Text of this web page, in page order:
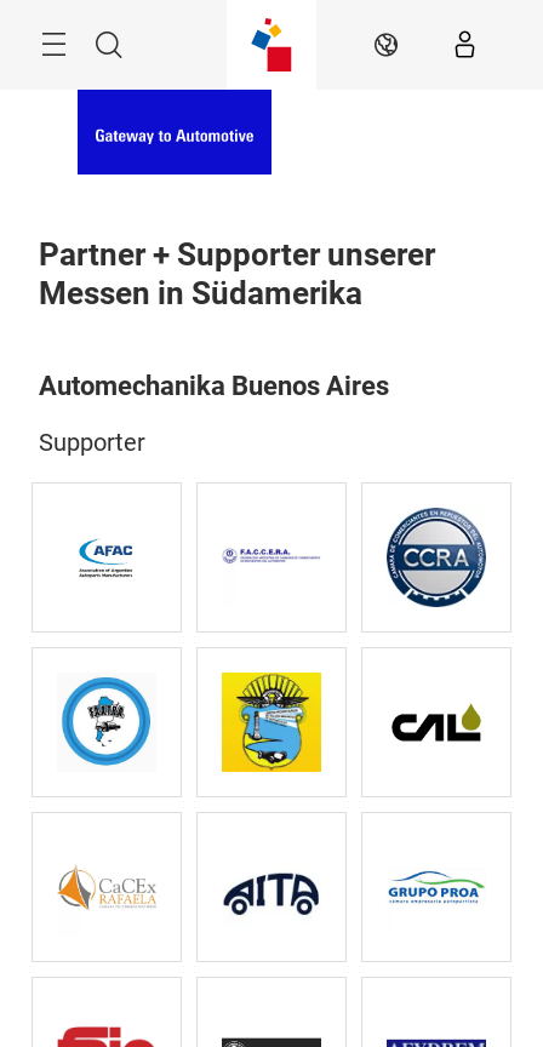
Suche DE
Partner + Supporter unserer
Messen in Südamerika
Automechanika Buenos Aires
Supporter